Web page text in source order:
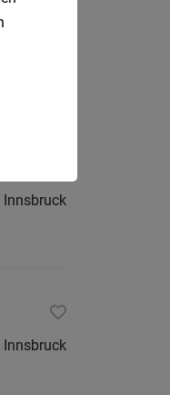
in Tirol
Innsbruck
Innsbruck